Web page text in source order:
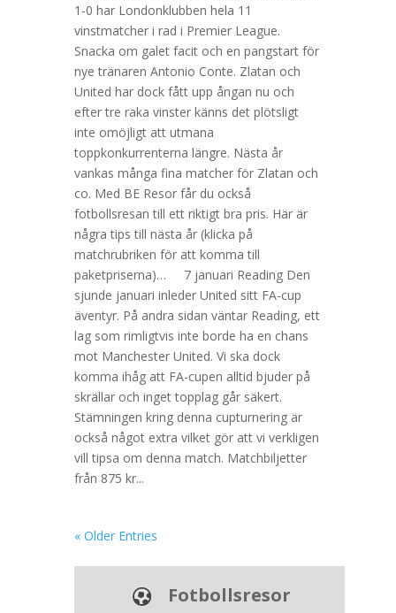
1-0 har Londonklubben hela 11
vinstmatcher i rad i Premier League.
Snacka om galet facit och en pangstart för
nye tränaren Antonio Conte. Zlatan och
United har dock fått upp ångan nu och
efter tre raka vinster känns det plötsligt
inte omöjligt att utmana
toppkonkurrenterna längre. Nästa år
vankas många fina matcher för Zlatan och
co. Med BE Resor får du också
fotbollsresan till ett riktigt bra pris. Här är
några tips till nästa år (klicka på
matchrubriken för att komma till
paketpriserna)… 7 januari Reading Den
sjunde januari inleder United sitt FA-cup
äventyr. På andra sidan väntar Reading, ett
lag som rimligtvis inte borde ha en chans
mot Manchester United. Vi ska dock
komma ihåg att FA-cupen alltid bjuder på
skrällar och inget topplag går säkert.
Stämningen kring denna cupturnering är
också något extra vilket gör att vi verkligen
vill tipsa om denna match. Matchbiljetter
från 875 kr...
« Older Entries
Fotbollsresor